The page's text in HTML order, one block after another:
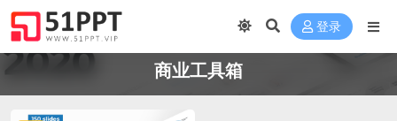
登录
商业工具箱